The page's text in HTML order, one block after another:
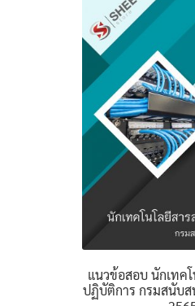
แนวข้อสอบ นักเทค
ปฏิบัติการ กรมสนับ